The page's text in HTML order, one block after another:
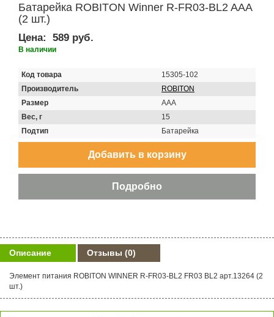
Батарейка ROBITON Winner R-FR03-BL2 AAA
(2 шт.)
Цена: 589 руб.
В наличии
Код товара
15305-102
Производитель
ROBITON
Размер
AAA
Вес, г
15
Подтип
Батарейка
Описание Отзывы (0)
Элемент питания ROBITON WINNER R-FR03-BL2 FR03 BL2 арт.13264 (2
шт.)